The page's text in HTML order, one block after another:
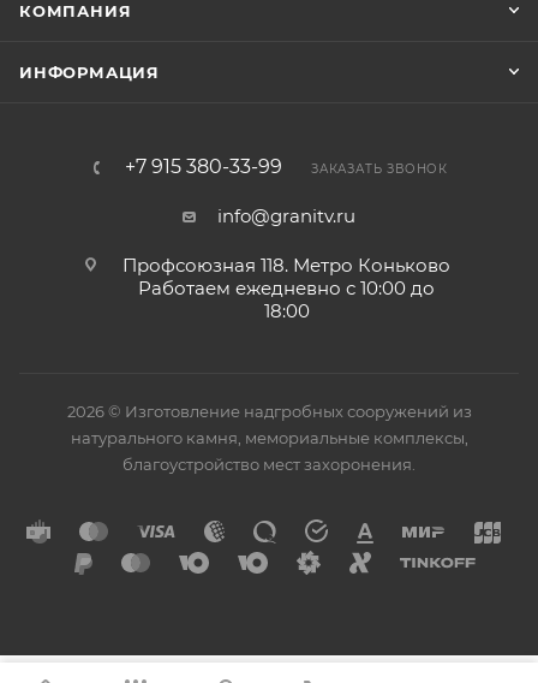
КОМПАНИЯ
ИНФОРМАЦИЯ
+7 915 380-33-99 ЗАКАЗАТЬ ЗВОНОК
info@granitv.ru
Профсоюзная 118. Метро Коньково
Работаем ежедневно с 10:00 до
18:00
2026 © Изготовление надгробных сооружений из
натурального камня, мемориальные комплексы,
благоустройство мест захоронения.